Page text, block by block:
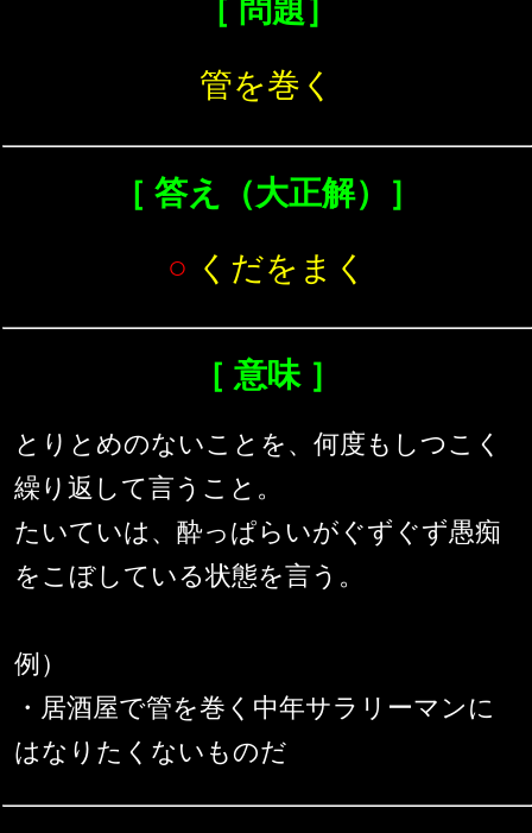
［ 問題］
管を巻く
［ 答え（大正解）］
○ くだをまく
［ 意味 ］
とりとめのないことを、何度もしつこく
繰り返して言うこと。
たいていは、酔っぱらいがぐずぐず愚痴
をこぼしている状態を言う。
例）
・居酒屋で管を巻く中年サラリーマンに
はなりたくないものだ